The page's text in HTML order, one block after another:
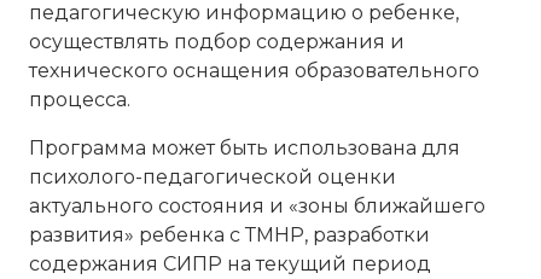
педагогическую информацию о ребенке,
осуществлять подбор содержания и
технического оснащения образовательного
процесса.
Программа может быть использована для
психолого-педагогической оценки
актуального состояния и «зоны ближайшего
развития» ребенка с ТМНР, разработки
содержания СИПР на текущий период